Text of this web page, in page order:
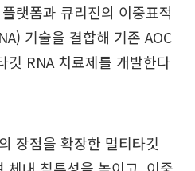
랫폼과 큐리진의 이중표적
기술을 결합해 기존 AOC
깃 RNA 치료제를 개발한다
장점을 확장한 멀티타깃